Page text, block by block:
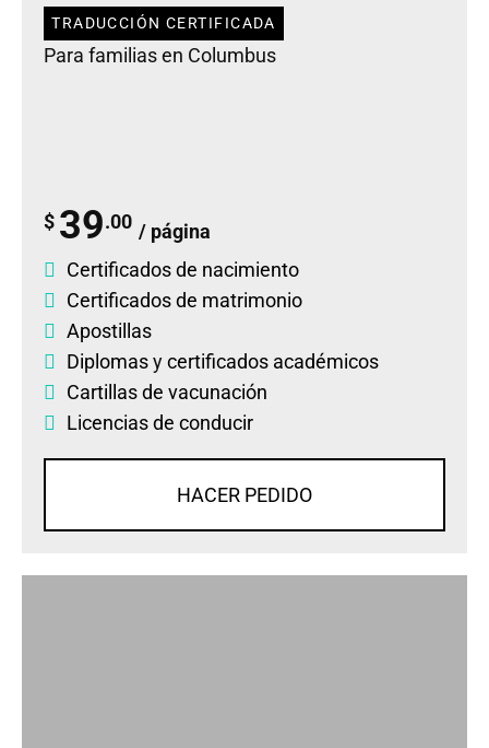
TRADUCCIÓN CERTIFICADA
Para familias en Columbus
$ 39.00 / página
Certificados de nacimiento
Certificados de matrimonio
Apostillas
Diplomasycertificados académicos
Cartillas de vacunación
Licencias de conducir
HACER PEDIDO